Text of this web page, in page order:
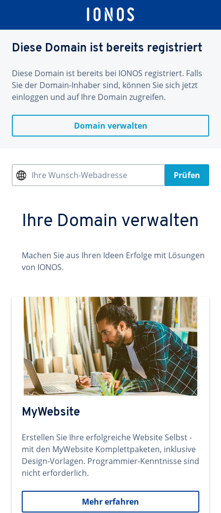
Diese Domain ist bereits registriert
Diese Domain ist bereits bei IONOS registriert. Falls
Sie der Domain-Inhaber sind, können Sie sich jetzt
einloggen und auf Ihre Domain zugreifen.
Domain verwalten
Ihre Wunsch-Webadresse Prüfen
Ihre Domain verwalten
Machen Sie aus Ihren Ideen Erfolge mit Lösungen
von IONOS.
MyWebsite
Erstellen Sie Ihre erfolgreiche Website Selbst -
mit den MyWebsite Komplettpaketen, inklusive
Design-Vorlagen. Programmier-Kenntnisse sind
nicht erforderlich.
Mehr erfahren